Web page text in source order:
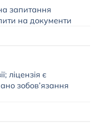
запитання
на документи
ліцензія є
зобов’язання